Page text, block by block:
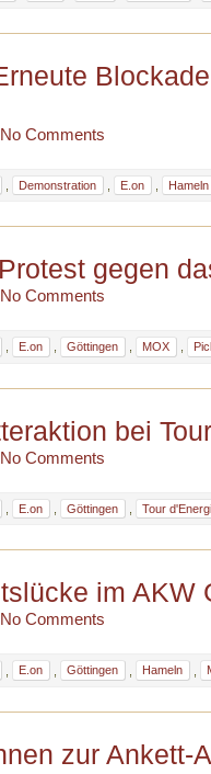
No Comments
Demonstration E.on Hameln
gegen
No Comments
, E.on , Göttingen , MOX ,
bei
No Comments
E.on Göttingen Tour
im AKW
No Comments
E.on Göttingen Hameln
zur Ankett-